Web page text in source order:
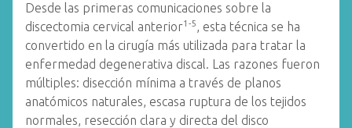
Desde las primeras comunicaciones sobre la
discectomia cervical anterior1-5, esta técnica se ha
convertido en la cirugía más utilizada para tratar la
enfermedad degenerativa discal. Las razones fueron
múltiples: disección mínima a través de planos
anatómicos naturales, escasa ruptura de los tejidos
normales, resección clara y directa del disco